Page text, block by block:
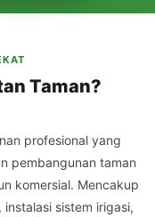
Taman?
profesional yang
pembangunan taman
komersial. Mencakup
sistem irigasi,